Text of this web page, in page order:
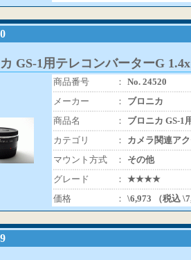
GS-1用テレコンバーターG 1.4x
商品番号 ： No. 24520
メーカー
：
ブロニカ
商品名
：
ブロニカ GS-1
カテゴリ
：
カメラ関連ア
マウント方式
：
その他
グレード
： ★★★★
価格
： \6,973 （税込